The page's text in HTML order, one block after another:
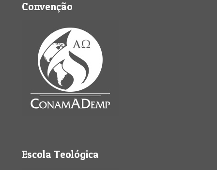
Convenção
Escola Teológica